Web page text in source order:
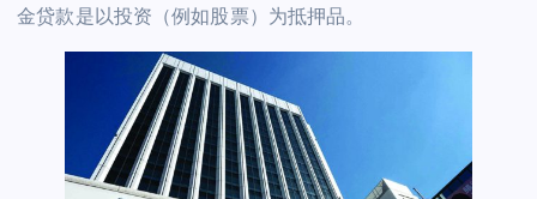
金贷款是以投资（例如股票）为抵押品。